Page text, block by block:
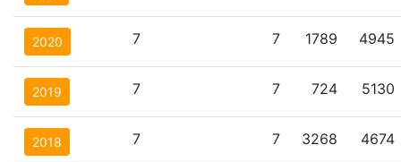
2020 7 7 1789 4945
2019 7 7 724 5130
2018 7 7 3268 4674